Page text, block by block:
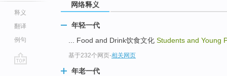
释义
翻译
例句
网络释义
年轻一代
... Food and Drink饮食文化 Students and Young
基于232个网页-相关网页
年老一代